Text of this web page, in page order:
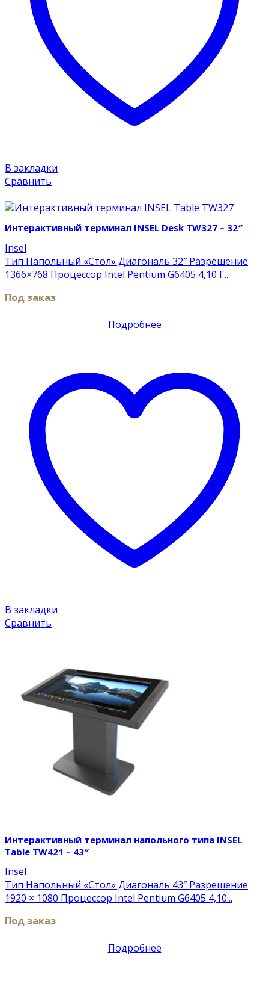
В закладки
Сравнить
Интерактивный терминал INSEL Desk TW327 – 32″
Insel
Тип Напольный «Стол» Диагональ 32″ Разрешение
1366×768 Процессор Intel Pentium G6405 4,10 Г...
Под заказ
Подробнее
В закладки
Сравнить
Интерактивный терминал напольного типа INSEL
Table TW421 – 43″
Insel
Тип Напольный «Стол» Диагональ 43″ Разрешение
1920 × 1080 Процессор Intel Pentium G6405 4,10...
Под заказ
Подробнее